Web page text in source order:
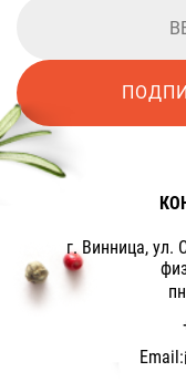
г. Винница, ул.
Email: